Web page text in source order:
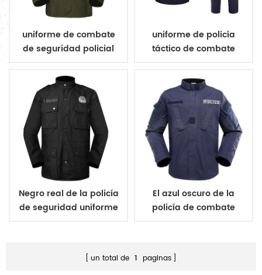
uniforme de combate
de seguridad policial
uniforme de policía
táctico de combate
Negro real de la policía
de seguridad uniforme
El azul oscuro de la
policía de combate
un total de 1 paginas